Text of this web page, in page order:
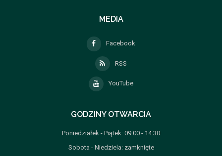
MEDIA
Facebook
RSS
YouTube
GODZINY OTWARCIA
Poniedziałek - Piątek: 09:00 - 14:30
Sobota - Niedziela: zamknięte